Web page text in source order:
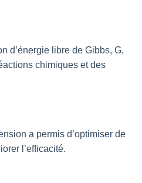
d’énergie libre de Gibbs, G,
chimiques et des
a permis d’optimiser de
l’efficacité.